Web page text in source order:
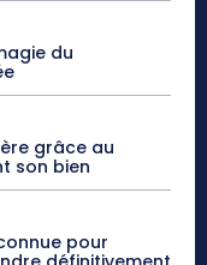
du
grâce au
son bien
pour